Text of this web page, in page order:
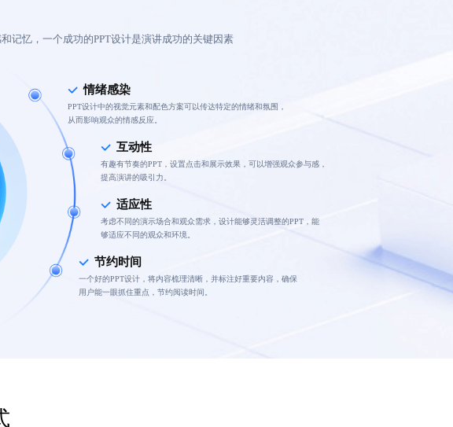
记忆，一个成功的PPT设计是演讲成功的关键因素
情绪感染
PPT设计中的视觉元素和配色方案可以传达特定的情绪和氛围，
从而影响观众的情感反应。
互动性
有趣有节奏的PPT，设置点击和展示效果，可以增强观众参与感，
提高演讲的吸引力。
适应性
考虑不同的演示场合和观众需求，设计能够灵活调整的PPT，能
够适应不同的观众和环境。
节约时间
一个好的PPT设计，将内容梳理清晰，并标注好重要内容，确保
用户能一眼抓住重点，节约阅读时间。